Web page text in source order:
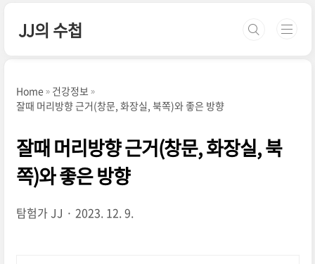
JJ의 수첩
Home
건강정보
잘때 머리방향 근거(창문, 화장실, 북쪽)와 좋은 방향
잘때 머리방향 근거(창문, 화장실, 북
쪽)와 좋은 방향
탐험가 JJ 2023. 12. 9.